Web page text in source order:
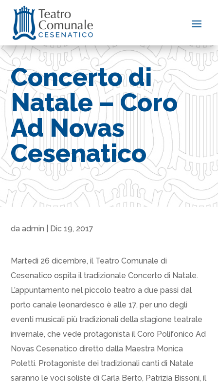
Concerto di
Natale – Coro
Ad Novas
Cesenatico
daadmin Dic 19, 2017
Martedì 26 dicembre, il Teatro Comunale di
Cesenatico ospita il tradizionale Concerto di Natale.
L’appuntamento nel piccolo teatro a due passi dal
porto canale leonardesco è alle 17, per uno degli
eventi musicali più tradizionali della stagione teatrale
invernale, che vede protagonista il Coro Polifonico Ad
Novas Cesenatico diretto dalla Maestra Monica
Poletti. Protagoniste dei tradizionali canti di Natale
saranno le voci soliste di Carla Berto, Patrizia Bissoni, il